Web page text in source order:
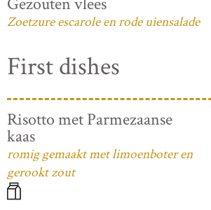
Zoetzure escarole en rode uiensalade
First dishes
Risotto met Parmezaanse
kaas
romig gemaakt met limoenboter en
gerookt zout